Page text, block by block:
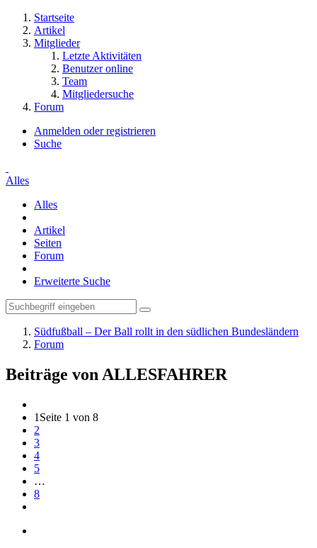
Startseite
Artikel
Mitglieder
Letzte Aktivitäten
Benutzer online
Team
Mitgliedersuche
Forum
Anmelden oder registrieren
Suche
Alles
Alles
Artikel
Seiten
Forum
Erweiterte Suche
Südfußball – Der Ball rollt in den südlichen Bundesländern
Forum
Beiträge von ALLESFAHRER
1 Seite 1 von 8
2
3
4
5
…
8